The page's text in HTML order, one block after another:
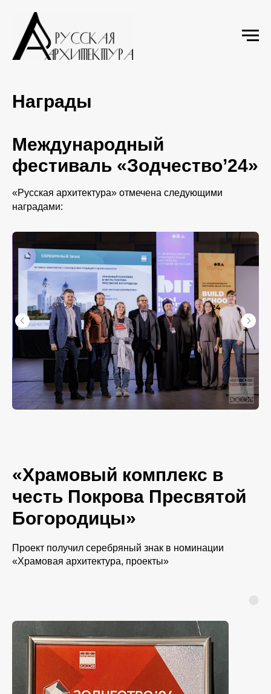
Награды
Международный
фестиваль «Зодчество’24»
«Русская архитектура» отмечена следующими
наградами:
«Храмовый комплекс в
честь Покрова Пресвятой
Богородицы»
Проект получил серебряный знак в номинации
«Храмовая архитектура, проекты»